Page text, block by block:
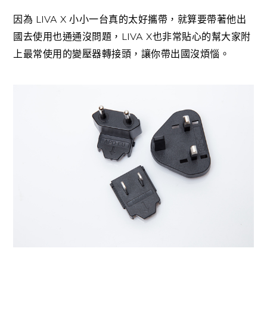
因為 LIVA X小小一台真的太好攜帶，就算要帶著他出
國去使用也通通沒問題， LIVA X也非常貼心的幫大家附
上最常使用的變壓器轉接頭，讓你帶出國沒煩惱。